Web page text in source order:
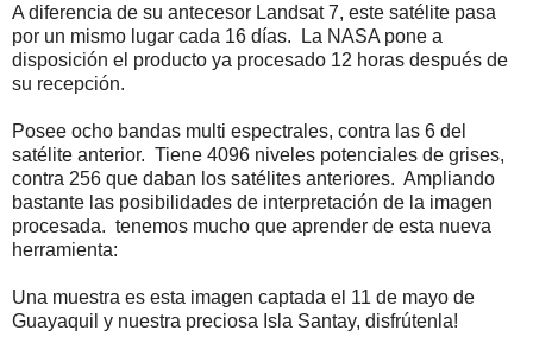
A diferencia de su antecesor Landsat 7, este satélite pasa
por un mismo lugar cada 16 días. La NASA pone a
disposición el producto ya procesado 12 horas después de
su recepción.
Posee ocho bandas multi espectrales, contra las 6 del
satélite anterior. Tiene 4096 niveles potenciales de grises,
contra 256 que daban los satélites anteriores. Ampliando
bastante las posibilidades de interpretación de la imagen
procesada. tenemos mucho que aprender de esta nueva
herramienta:
Una muestra es esta imagen captada el 11 de mayo de
Guayaquil y nuestra preciosa Isla Santay, disfrútenla!